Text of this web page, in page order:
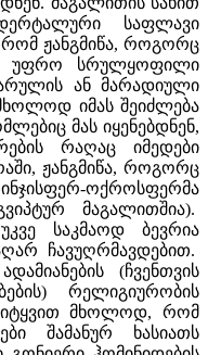
საფლავი
რომ ჟანგმიწა, როგორც
უფრო სრულყოფილი
ან მარადიული
იმას შეიძლება
მას იყენებდნენ,
რაღაც იმედები
ჟანგმიწა, როგორც
ოქროსფერმა
მაგალითშია).
საკმაოდ ბევრია
ჩავუღრმავდებით.
(ჩვენთვის
რელიგიურობის
ვიტყვით მხოლოდ, რომ
შამანურ ხასიათს